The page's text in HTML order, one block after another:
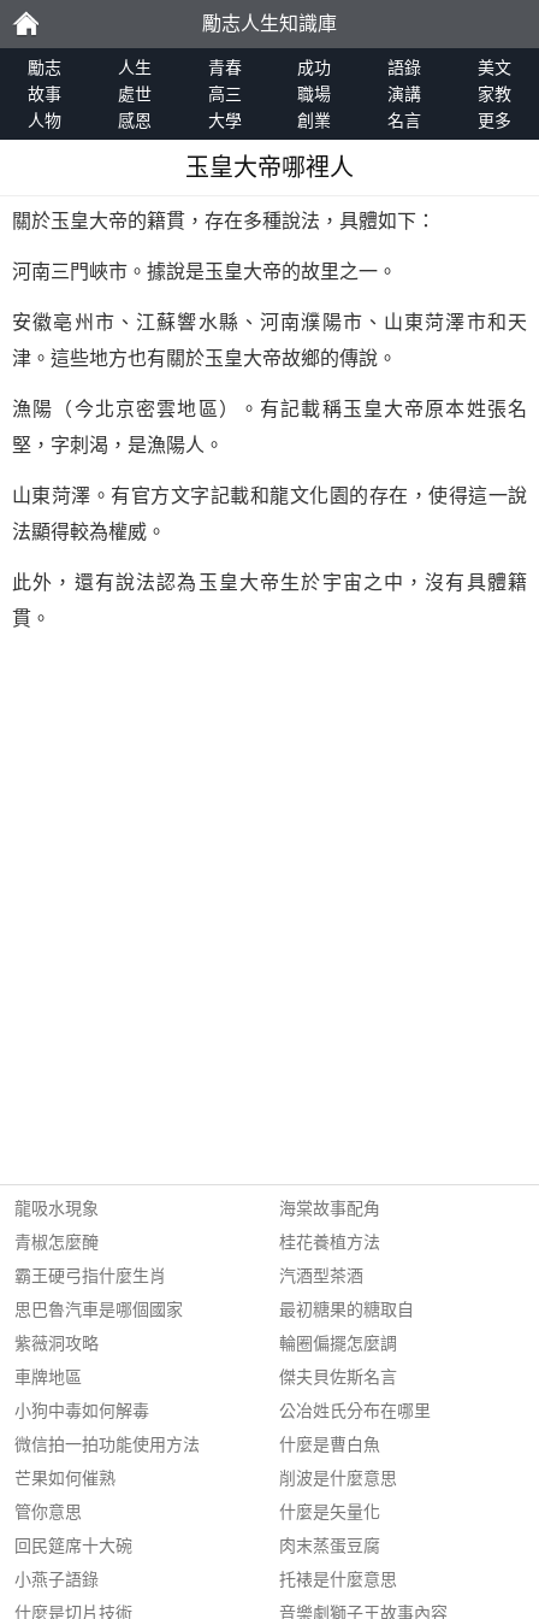
勵
志
勵志人生知識庫
勵志 人生 青春 成功 語錄
美文
故事
處世 高三 職場 演講
家教
人物
感恩 大學 創業 名言 更多
玉皇大帝哪裡人
關於玉皇大帝的籍貫，存在多種說法，具體如下：
河南三門峽市。據說是玉皇大帝的故里之一。
安徽亳州市、江蘇響水縣、河南濮陽市、山東菏澤市和天
津。這些地方也有關於玉皇大帝故鄉的傳說。
漁陽（今北京密雲地區）。有記載稱玉皇大帝原本姓張名
堅，字刺渴，是漁陽人。
山東菏澤。有官方文字記載和龍文化園的存在，使得這一說
法顯得較為權威。
此外，還有說法認為玉皇大帝生於宇宙之中，沒有具體籍
貫。
龍吸水現象
青椒怎麼醃
霸王硬弓指什麼生肖
思巴魯汽車是哪個國家
紫薇洞攻略
車牌地區
小狗中毒如何解毒
微信拍一拍功能使用方法
芒果如何催熟
管你意思
回民筵席十大碗
小燕子語錄
什麼是切片技術
海棠故事配角
桂花養植方法
汽酒型茶酒
最初糖果的糖取自
輪圈偏擺怎麼調
傑夫貝佐斯名言
公冶姓氏分布在哪里
什麼是曹白魚
削波是什麼意思
什麼是矢量化
肉末蒸蛋豆腐
托裱是什麼意思
音樂劇獅子王故事內容